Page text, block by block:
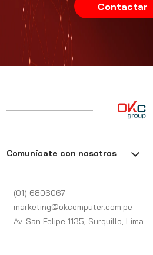
Contactar
Comunícate con nosotros
(01) 6806067
marketing@okcomputer.com.pe
Av. San Felipe 1135, Surquillo, Lima